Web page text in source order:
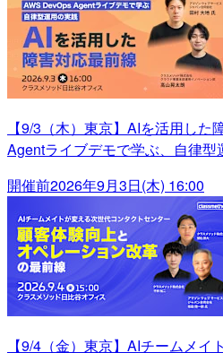
【9/3（木）東京】AIを活用し
Agentライブデモで学ぶ、自律型
開催前2026年9月3日(木) 16:00
【9/4（金）東京】AIチームメイ